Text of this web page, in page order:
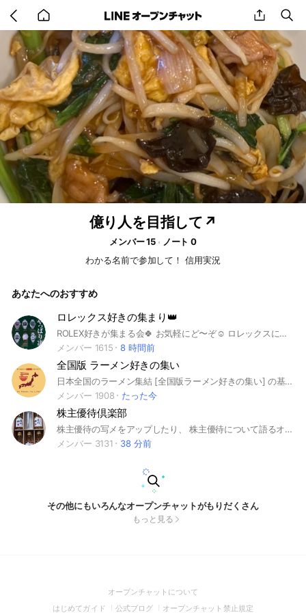
back
to
home
share
億り人を目指して↗️
メンバー 15
ノート 0
わかる名前で参加して！ 信用実況
あなたへのおすすめ
ロレックス好きの集まり👑
ROLEX好きが集まる会🍀 お気軽にど〜ぞ☺️ ロレックスに関する発言が活発ですが、変な人はいないのでご安心くださいませ☺️ 熱すぎず、それでいて温かい時計好きの集まりです🕊️ 「🟢どこかの仲間達」
メンバー 1615
8 時間前
全国版 ラーメン好きの集い
日本全国のラーメン集結 [全国版ラーメン好きの集い] の基本ルール ※2023.3改定 見た方は、いいねを押してね^_^ 全国のラーメン好きは集まれ〜 ラーメンを肴に楽しく話をしましょう！！ ☆ 新メンバーの方は ☆ 一言挨拶よろしくお願いします ①おすすめ店の感想や情報交換をしましょう🍜 ②雑談OK！ラーメン以外の投稿もOK🙆 ※ただし雑談はラーメンの話題の邪魔にならない程度で ③著作権は尊重しましょう ④広告や勧誘などの画像・リンク貼りは禁止🚫 ⑤全画面スタンプ・音の出るスタンプは禁止🚫 ⑥未成年のメンバーも見ています。マナーを守った言葉遣いと投稿内容をお願いします🙇‍♂️ ⑦個人情報に関わる画像・情報の投稿はお控え下さい🔏 ※ルールを守れない場合は、予告なく投稿の削除・グループからの強制退会を行う場合があります。 #全国#醤油#味噌#塩#豚骨#まぜそば#油そば#夜食#朝ラー#二郎#家系#魚介#ニンニク#にんにく#東京#大阪#愛知#神奈川#名店#グルメ#餃子#宅配#ウーバーイーツ#王将#煮卵#チャーシュー#もやし#メンマ#煮干し#支那そば#淡麗#カップ麺#カップラーメン#セブンイレブン#セブンプレミアム#ローソン#ファミマ#日清#エースコック#東洋水産#マルちゃん#すがきや#花月嵐#全国版ラーメン好きの集い＃ラーメンMAN#ロンイー#ぶらり#ラムチー#ライオネルリッチー
メンバー 1908
たった今
株主優待倶楽部
株主優待の写メをアップしたり、 株主優待について語るオープンチャット
メンバー 3131
38 分前
その他にもいろんなオープンチャットがもりだくさん
もっと見る
オープンチャットについて
in
はじめてガイド (Open
公式ブログ (Open
オープンチャット禁止規定(Open